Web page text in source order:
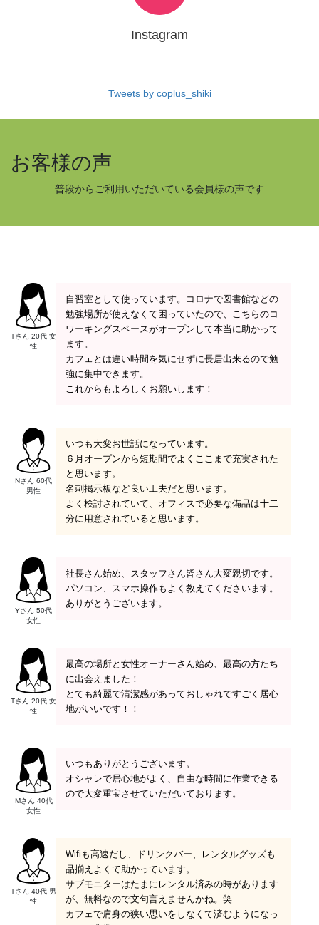
Instagram
Tweets by coplus_shiki
お客様の声
普段からご利用いただいている会員様の声です
Tさん 20代 女
性
自習室として使っています。コロナで図書館などの
勉強場所が使えなくて困っていたので、こちらのコ
ワーキングスペースがオープンして本当に助かって
ます。
カフェとは違い時間を気にせずに長居出来るので勉
強に集中できます。
これからもよろしくお願いします！
Nさん 60代
男性
いつも大変お世話になっています。
６月オープンから短期間でよくここまで充実された
と思います。
名刺掲示板など良い工夫だと思います。
よく検討されていて、オフィスで必要な備品は十二
分に用意されていると思います。
Yさん 50代
女性
社長さん始め、スタッフさん皆さん大変親切です。
パソコン、スマホ操作もよく教えてくださいます。
ありがとうございます。
Tさん 20代 女
性
最高の場所と女性オーナーさん始め、最高の方たち
に出会えました！
とても綺麗で清潔感があっておしゃれですごく居心
地がいいです！！
Mさん 40代
女性
いつもありがとうございます。
オシャレで居心地がよく、自由な時間に作業できる
ので大変重宝させていただいております。
Tさん 40代 男
性
Wifiも高速だし、ドリンクバー、レンタルグッズも
品揃えよくて助かっています。
サブモニターはたまにレンタル済みの時があります
が、無料なので文句言えませんかね。笑
カフェで肩身の狭い思いをしなくて済むようになっ